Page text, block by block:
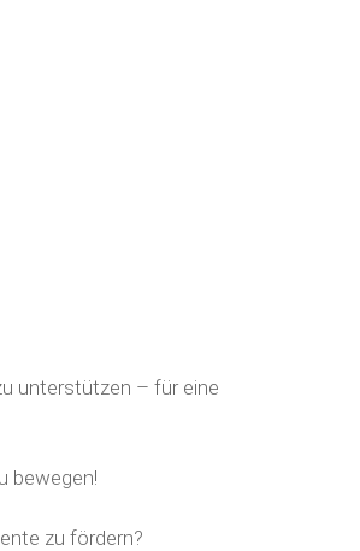
unterstützen – für eine
bewegen!
zu fördern?